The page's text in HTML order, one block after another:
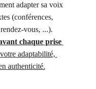
adapter sa voix
(conférences,
vous, ...).
chaque prise
adaptabilité,
authenticité.